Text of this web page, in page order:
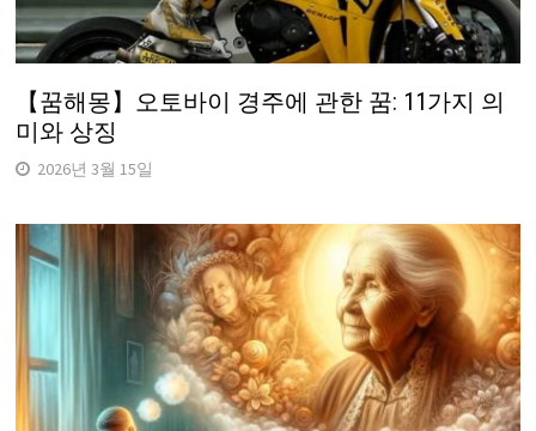
【꿈해몽】오토바이 경주에 관한 꿈: 11가지 의
미와 상징
2026년 3월 15일